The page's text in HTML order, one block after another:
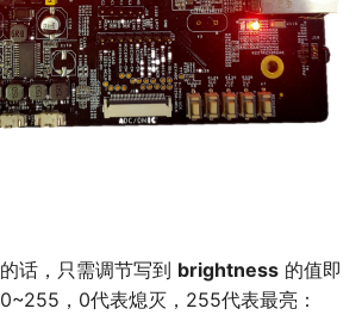
话，只需调节写到 brightness 的值即
，0代表熄灭，255代表最亮：